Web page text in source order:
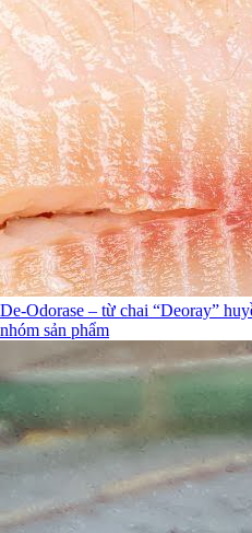
De-Odorase – từ chai “Deoray”
nhóm sản phẩm